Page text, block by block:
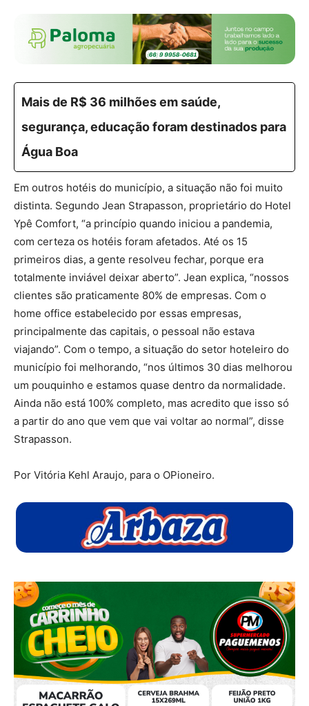
Mais de R$ 36 milhões em saúde,
segurança, educação foram destinados para
Água Boa
Em outros hotéis do município, a situação não foi muito
distinta. Segundo Jean Strapasson, proprietário do Hotel
Ypê Comfort, “a princípio quando iniciou a pandemia,
com certeza os hotéis foram afetados. Até os 15
primeiros dias, a gente resolveu fechar, porque era
totalmente inviável deixar aberto”. Jean explica, “nossos
clientes são praticamente 80% de empresas. Com o
home office estabelecido por essas empresas,
principalmente das capitais, o pessoal não estava
viajando”. Com o tempo, a situação do setor hoteleiro do
município foi melhorando, “nos últimos 30 dias melhorou
um pouquinho e estamos quase dentro da normalidade.
Ainda não está 100% completo, mas acredito que isso só
a partir do ano que vem que vai voltar ao normal”, disse
Strapasson.
Por Vitória Kehl Araujo, para o OPioneiro.